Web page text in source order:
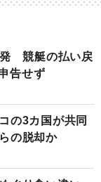
発 競艇の払い戻
告せず
の3カ国が共同
の脱却か